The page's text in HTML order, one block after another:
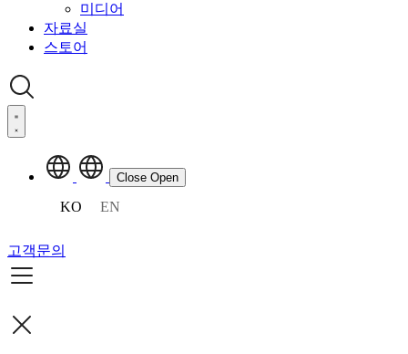
미디어
자료실
스토어
Close Open
KO EN
고객문의